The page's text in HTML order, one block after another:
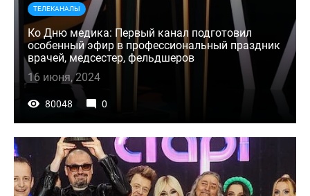
ТЕЛЕКАНАЛЫ
Ко Дню медика: Первый канал подготовил
особенный эфир в профессиональный праздник
врачей, медсестер, фельдшеров
16 июня, 2024
80048 0